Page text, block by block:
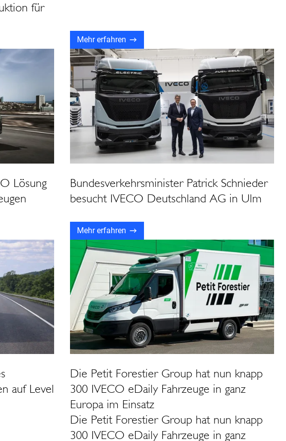
für
Mehr erfahren
Lösung
Bundesverkehrsminister Patrick Schnieder
besucht IVECO Deutschland AG in Ulm
Mehr erfahren
auf Level
Die Petit Forestier Group hat nun knapp
300 IVECO eDaily Fahrzeuge in ganz
Europa im Einsatz
Die Petit Forestier Group hat nun knapp
300 IVECO eDaily Fahrzeuge in ganz